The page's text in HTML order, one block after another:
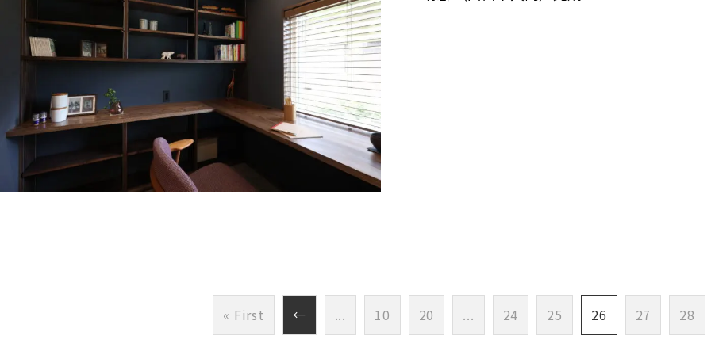
« First ← ... 10 20 ... 24 25 26 27 28